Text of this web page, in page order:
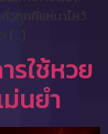
วทุกที่แห่มาไหว้
รใช้หวย
นยำ